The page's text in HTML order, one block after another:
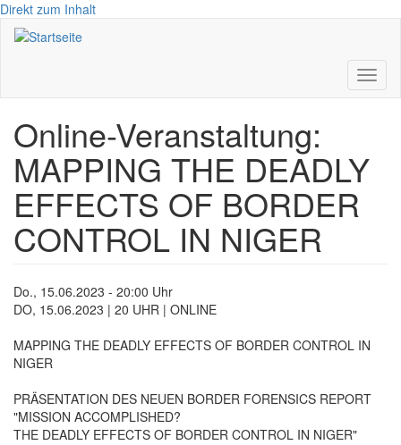
Direkt zum Inhalt
Online-Veranstaltung:
MAPPING THE DEADLY
EFFECTS OF BORDER
CONTROL IN NIGER
Do., 15.06.2023 - 20:00 Uhr
DO, 15.06.2023 | 20 UHR | ONLINE
MAPPING THE DEADLY EFFECTS OF BORDER CONTROL IN
NIGER
PRÄSENTATION DES NEUEN BORDER FORENSICS REPORT
"MISSION ACCOMPLISHED?
THE DEADLY EFFECTS OF BORDER CONTROL IN NIGER"